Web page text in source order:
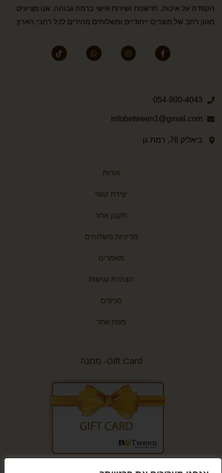
הקפדה על איכות, חדשנות ושירות אישי ברמה גבוהה. אנו מציעים
מגוון רחב של מוצרים ייחודיים ומשלוחים מהירים לכל רחבי הארץ.
054-900-4043
infobetween1@gmail.com
ביאליק 76, רמת גן
אודות
יצירת קשר
תקנון אתר
מדיניות משלוחים
מאמרים
הצהרת נגישות
סניפים
מפת אתר
Gift Card- מתנה
קנייה מאובטחת